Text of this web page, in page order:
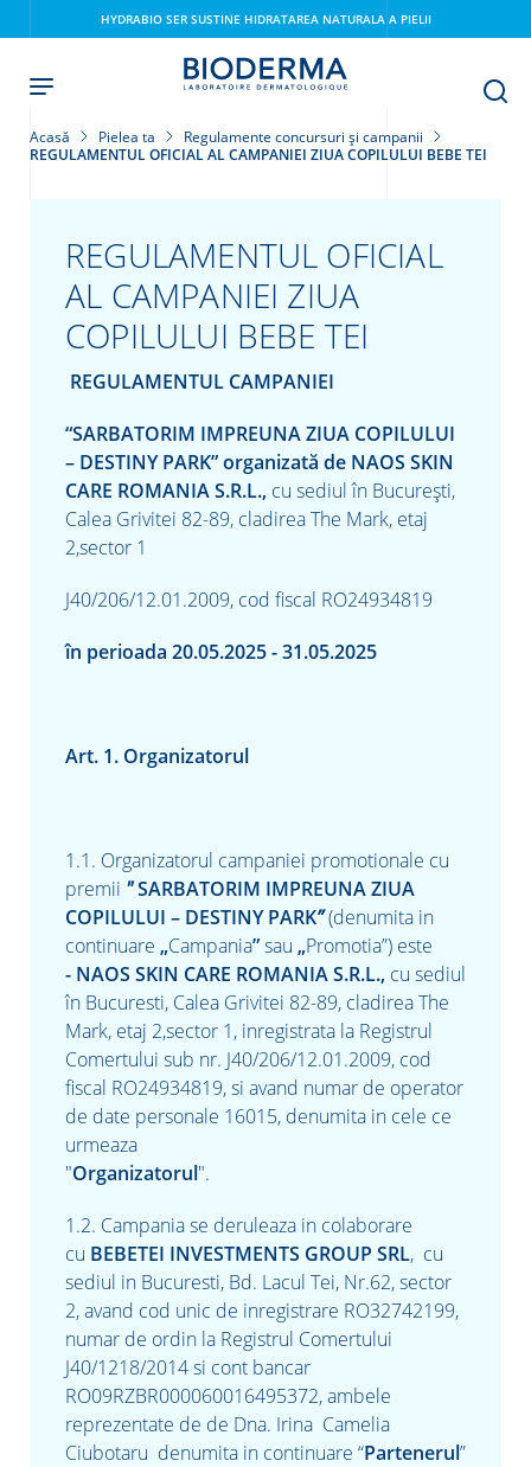
HYDRABIO SER SUSTINE HIDRATAREA NATURALA A PIELII
Acasă Pielea ta
Regulamente concursuri și campanii
REGULAMENTUL OFICIAL AL CAMPANIEI ZIUA COPILULUI BEBE TEI
REGULAMENTUL OFICIAL
AL CAMPANIEI ZIUA
COPILULUI BEBE TEI
REGULAMENTUL CAMPANIEI
“SARBATORIM IMPREUNA ZIUA COPILULUI
– DESTINY PARK” organizată de NAOS SKIN
CARE ROMANIA S.R.L., cu sediul în București,
Calea Grivitei 82-89, cladirea The Mark, etaj
2,sector 1
J40/206/12.01.2009, cod fiscal RO24934819
în perioada 20.05.2025 - 31.05.2025
Art. 1. Organizatorul
1.1. Organizatorul campaniei promotionale cu
premii "SARBATORIM IMPREUNA ZIUA
COPILULUI – DESTINY PARK”(denumita in
continuare „Campania”sau „Promotia”) este
- NAOS SKIN CARE ROMANIA S.R.L., cu sediul
în Bucuresti, Calea Grivitei 82-89, cladirea The
Mark, etaj 2,sector 1, inregistrata la Registrul
Comertului sub nr. J40/206/12.01.2009, cod
fiscal RO24934819, si avand numar de operator
de date personale 16015, denumita in cele ce
urmeaza
"Organizatorul".
1.2. Campania se deruleaza in colaborare
cu BEBETEI INVESTMENTS GROUP SRL, cu
sediul in Bucuresti, Bd. Lacul Tei, Nr.62, sector
2, avand cod unic de inregistrare RO32742199,
numar de ordin la Registrul Comertului
J40/1218/2014 si cont bancar
RO09RZBR000060016495372, ambele
reprezentate de de Dna. Irina Camelia
Ciubotaru denumita in continuare “Partenerul”